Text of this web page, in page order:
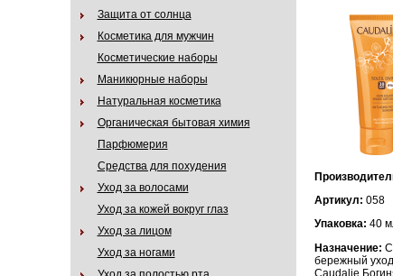
Защита от солнца
Косметика для мужчин
Косметические наборы
Маникюрные наборы
Натуральная косметика
Органическая бытовая химия
Парфюмерия
Средства для похудения
Уход за волосами
Уход за кожей вокруг глаз
Уход за лицом
Уход за ногами
Артикул: 058
Упаковка: 40
Назначение:
бережный уход
Caudalie